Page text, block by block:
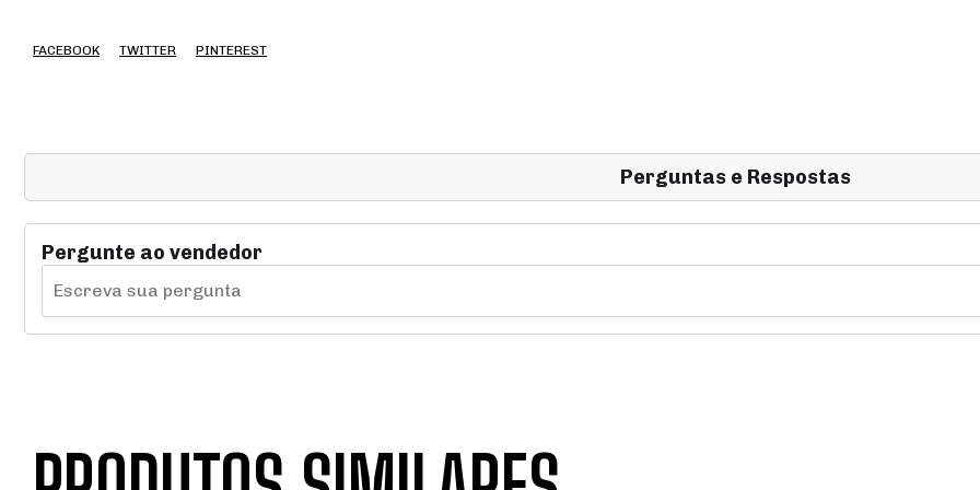
FACEBOOK TWITTER PINTEREST
Perguntas e Respostas
Pergunte ao vendedor